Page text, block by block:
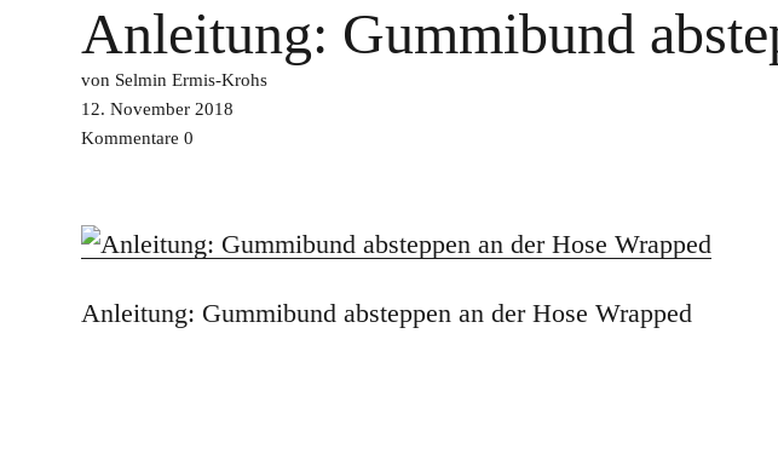
Anleitung: Gummibund
von Selmin Ermis-Krohs
12. November 2018
Kommentare 0
Anleitung: Gummibund absteppen an der Hose Wrapped